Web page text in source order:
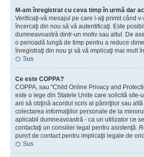
M-am înregistrat cu ceva timp în urmă dar
Verificaţi-vă mesajul pe care l-aţi primit când
încercaţi din nou să vă autentificaţi. Este
dumneavoastră dintr-un motiv sau altul. De
o perioadă lungă de timp pentru a reduce
înregistraţi din nou şi să vă implicaţi mai mult
Sus
Ce este COPPA?
COPPA, sau "Child Online Privacy and
este o lege din Statele Unite care solicită
ani să obţină acordul scris al părinţilor sau
colectarea informaţiilor personale de la
aplicabil dumneavoastră - ca un utilizator ce
contactaţi un consilier legal pentru asistenţă.
punct de contact pentru implicaţii legale de
Sus